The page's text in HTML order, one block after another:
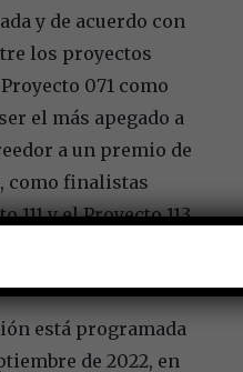
y de acuerdo con
los proyectos
071 como
el más apegado a
a un premio de
como finalistas
y el Proyecto 113,
está programada
de 2022, en